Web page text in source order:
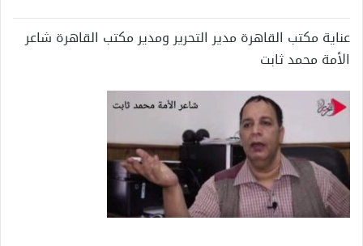
عناية مكتب القاهرة مدير التحرير ومدير مكتب القاهرة شاعر
الأمة محمد ثابت